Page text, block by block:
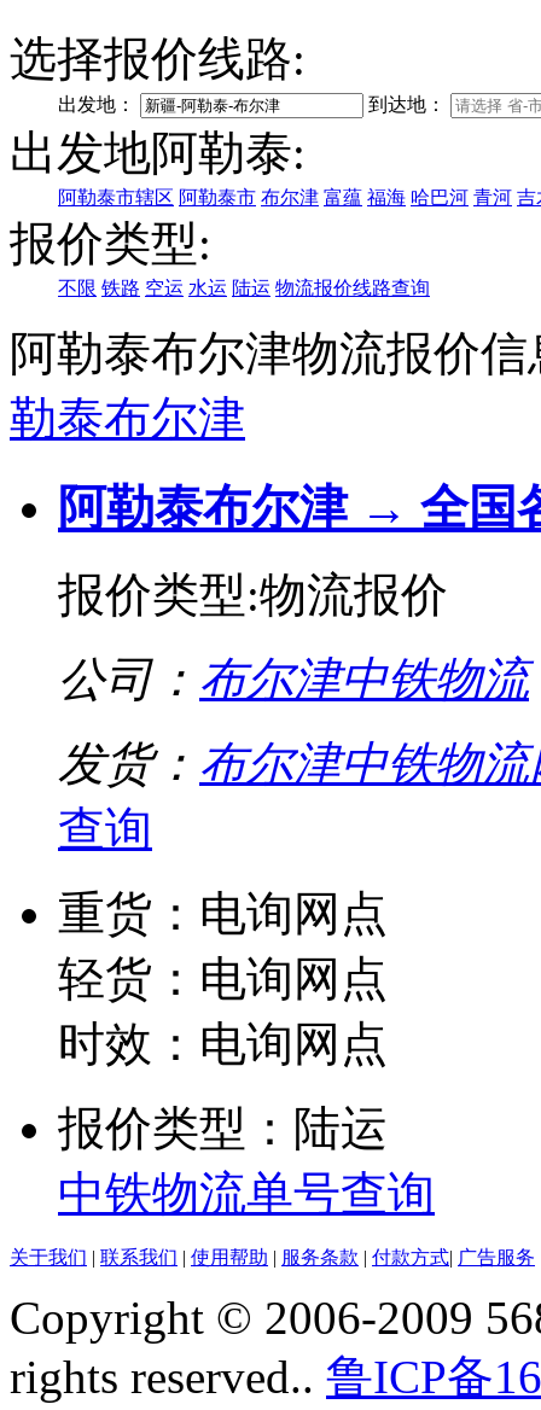
选择报价线路:
出发地： 到达地：
出发地阿勒泰:
阿勒泰市辖区 阿勒泰市 布尔津 富蕴 福海 哈巴河 青河 吉
报价类型:
不限 铁路 空运 水运 陆运 物流报价线路查询
阿勒泰布尔津物流报价
勒泰布尔津
阿勒泰布尔津 → 全国
报价类型:物流报价
公司： 布尔津中铁物流
发货： 布尔津中铁物
查询
重货：电询网点
轻货：电询网点
时效：电询网点
报价类型：陆运
中铁物流单号查询
关于我们 | 联系我们 | 使用帮助 | 服务条款 | 付款方式| 广告服务
Copyright © 2006-2009
rights reserved.. 鲁ICP备